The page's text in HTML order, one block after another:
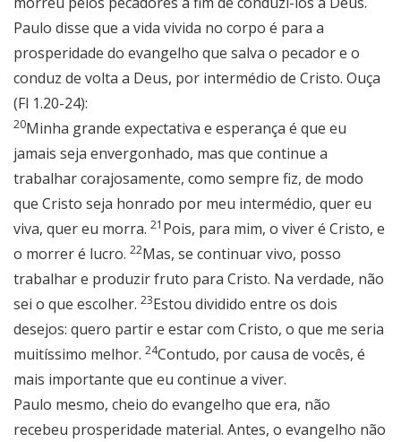
Paulo disse que a vida vivida no corpo é para a
prosperidade do evangelho que salva o pecador e o
conduz de volta a Deus, por intermédio de Cristo. Ouça
(Fl 1.20-24):
20Minha grande expectativa e esperança é que eu
jamais seja envergonhado, mas que continue a
trabalhar corajosamente, como sempre fiz, de modo
que Cristo seja honrado por meu intermédio, quer eu
viva, quer eu morra. 21 Pois, para mim, o viver é Cristo, e
o morrer é lucro. 22Mas, se continuar vivo, posso
trabalhar e produzir fruto para Cristo. Na verdade, não
sei o que escolher. 23Estou dividido entre os dois
desejos: quero partir e estar com Cristo, o que me seria
muitíssimo melhor. 24Contudo, por causa de vocês, é
mais importante que eu continue a viver.
Paulo mesmo, cheio do evangelho que era, não
recebeu prosperidade material. Antes, o evangelho não